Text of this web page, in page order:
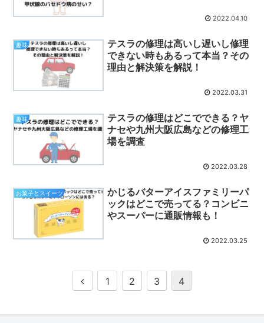
2022.04.10
趣味
テスラの修理は高いし遅いし修理
できない時もあるって本当？その
理由と解決策を解説！
2022.03.31
趣味
テスラの修理はどこでできる？ヤ
ナセや九州大阪広島などの修理工
場を調査
2022.03.28
お菓子とスイーツ
かじるバターアイスファミリーパ
ックはどこで売ってる？コンビニ
やスーパーに通販情報も！
2022.03.25
1 2 3 4